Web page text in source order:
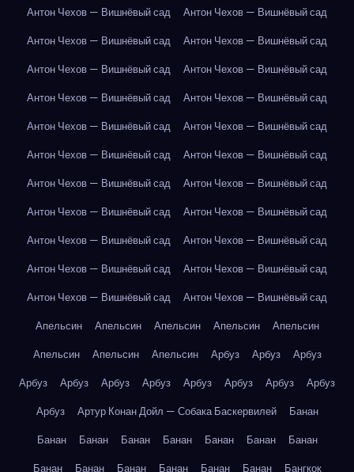
Антон Чехов — Вишнёвый сад
Антон Чехов — Вишнёвый сад
Антон Чехов — Вишнёвый сад
Антон Чехов — Вишнёвый сад
Антон Чехов — Вишнёвый сад
Антон Чехов — Вишнёвый сад
Антон Чехов — Вишнёвый сад
Антон Чехов — Вишнёвый сад
Антон Чехов — Вишнёвый сад
Антон Чехов — Вишнёвый сад
Антон Чехов — Вишнёвый сад
Антон Чехов — Вишнёвый сад
Антон Чехов — Вишнёвый сад
Антон Чехов — Вишнёвый сад
Антон Чехов — Вишнёвый сад
Антон Чехов — Вишнёвый сад
Антон Чехов — Вишнёвый сад
Антон Чехов — Вишнёвый сад
Антон Чехов — Вишнёвый сад
Антон Чехов — Вишнёвый сад
Антон Чехов — Вишнёвый сад
Антон Чехов — Вишнёвый сад
Апельсин
Апельсин Апельсин Апельсин
Апельсин
Апельсин
Апельсин Апельсин Арбуз Арбуз
Арбуз
Арбуз
Арбуз Арбуз Арбуз Арбуз Арбуз Арбуз
Арбуз
Арбуз
Артур Конан Дойл — Собака Баскервилей
Банан
Банан
Банан Банан Банан Банан Банан
Банан
Банан
Банан Банан Банан Банан Банан Бангкок